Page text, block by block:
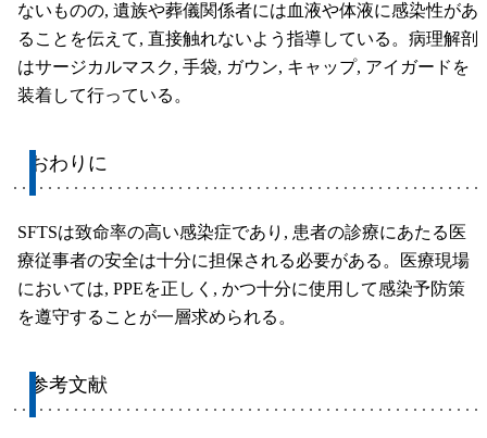
ないものの, 遺族や葬儀関係者には血液や体液に感染性があ
ることを伝えて, 直接触れないよう指導している。病理解剖
はサージカルマスク, 手袋, ガウン, キャップ, アイガードを
装着して行っている。
おわりに
SFTSは致命率の高い感染症であり, 患者の診療にあたる医
療従事者の安全は十分に担保される必要がある。医療現場
においては, PPEを正しく, かつ十分に使用して感染予防策
を遵守することが一層求められる。
参考文献